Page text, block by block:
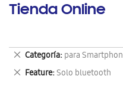
Tienda Online
Categoría para
Eliminar
este
artículo
Feature Solo bluetooth
Eliminar